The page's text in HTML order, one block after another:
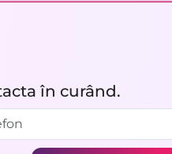
în curând.